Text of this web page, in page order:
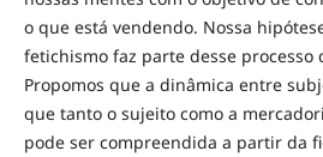
o que está vendendo. Nossa
fetichismo faz parte desse processo
Propomos que a dinâmica entre
que tanto o sujeito como a
pode ser compreendida a partir da